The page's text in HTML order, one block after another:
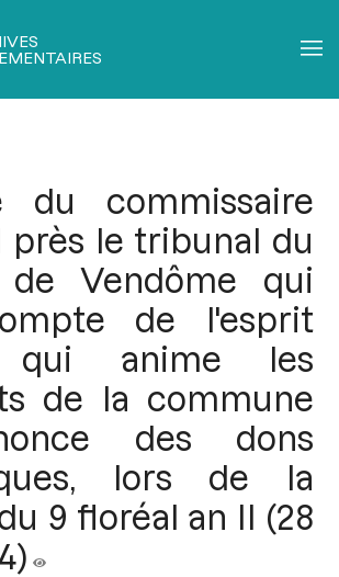
du commissaire
près le tribunal du
Vendôme qui
de l'esprit
qui anime les
de la commune
des dons
lors de la
9 floréal an II (28